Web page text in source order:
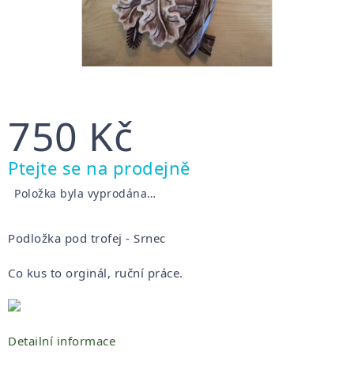
750 Kč
Měrná
cena:
Ptejte se na prodejně
Položka byla vyprodána…
Podložka pod trofej - Srnec
Co kus to orginál, ruční práce.
Detailní informace